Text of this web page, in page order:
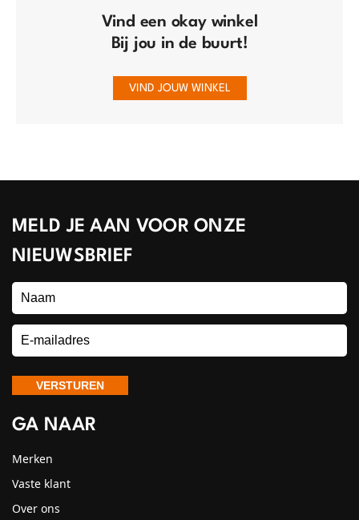
Vind een okay winkel
Bij jou in de buurt!
VIND JOUW WINKEL
MELD JE AAN VOOR ONZE
NIEUWSBRIEF
GA NAAR
Merken
Vaste klant
Over ons